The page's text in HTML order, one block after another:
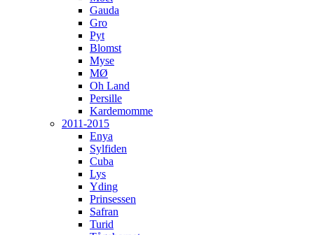
Gauda
Gro
Pyt
Blomst
Myse
MØ
Oh Land
Persille
Kardemomme
2011-2015
Enya
Sylfiden
Cuba
Lys
Yding
Prinsessen
Safran
Turid